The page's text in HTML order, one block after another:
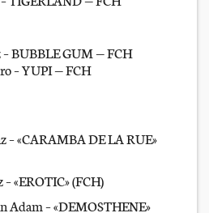
– BUBBLE GUM — FCH
– YUPI — FCH
– «CARAMBA DE LA RUE»
«EROTIC» (FCH)
Adam – «DEMOSTHENE»